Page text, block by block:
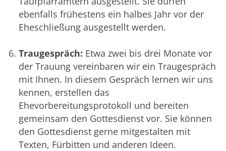
ebenfalls frühestens ein halbes Jahr vor der
Eheschließung ausgestellt werden.
Traugespräch: Etwa zwei bis drei Monate vor
der Trauung vereinbaren wir ein Traugespräch
mit Ihnen. In diesem Gespräch lernen wir uns
kennen, erstellen das
Ehevorbereitungsprotokoll und bereiten
gemeinsam den Gottesdienst vor. Sie können
den Gottesdienst gerne mitgestalten mit
Texten, Fürbitten und anderen Ideen.